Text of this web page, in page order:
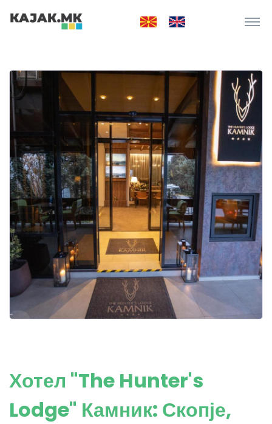
Хотел "The Hunter's
Lodge" Камник: Скопје,